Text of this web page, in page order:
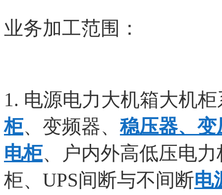
业务加工范围：
1. 电源电力大机箱大机
柜、变频器、稳压器、
电柜、户内外高低压电
柜、UPS间断与不间断电